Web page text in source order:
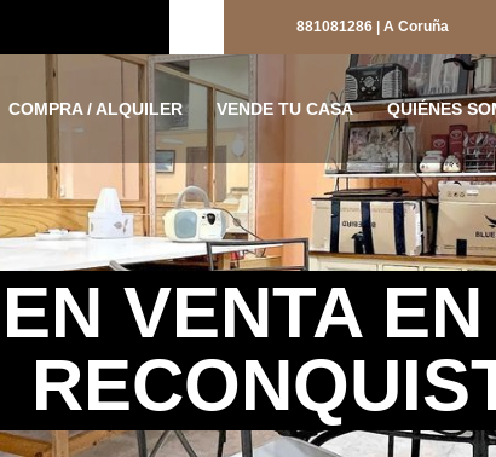
881081286 | A Coruña
COMPRA / ALQUILER VENDE TU CASA QUIÉNES
VENTA